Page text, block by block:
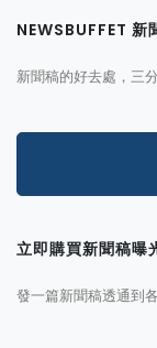
NEWSBUFFET 新
新聞稿的好去處，三
立即購買新聞稿曝
發一篇新聞稿透通到